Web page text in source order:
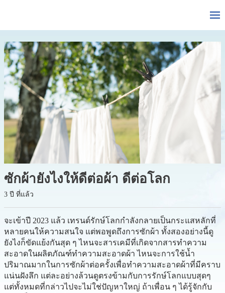
ซักผ้ายังไงให้ดีต่อผ้า ดีต่อโลก
3 ปี ที่แล้ว
จะเข้าปี 2023 แล้ว เทรนด์รักษ์โลกกำลังกลายเป็นกระแสหลักที่
หลายคนให้ความสนใจ แต่พอพูดถึงการซักผ้า ทั้งสองอย่างนี้ดู
ยังไงก็ขัดแย้งกันสุด ๆ ไหนจะสารเคมีที่เกิดจากสารทำความ
สะอาดในผลิตภัณฑ์ทำความสะอาดผ้า ไหนจะการใช้น้ำ
ปริมาณมากในการซักผ้าต่อครั้งเพื่อทำความสะอาดผ้าที่มีคราบ
แน่นฝังลึก แต่ละอย่างล้วนดูตรงข้ามกับการรักษ์โลกแบบสุดๆ
แต่ทั้งหมดที่กล่าวไปจะไม่ใช่ปัญหาใหญ่ ถ้าเพื่อน ๆ ได้รู้จักกับ